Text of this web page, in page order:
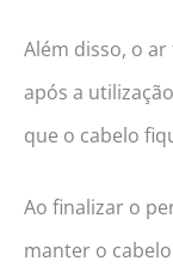
Além disso, o
após a
que o cabelo
Ao finalizar o
manter o